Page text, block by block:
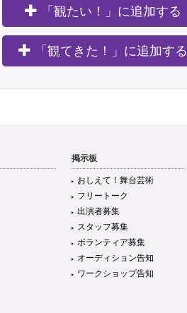
「観たい！」に追加する
「観てきた！」に追加する
掲示板
おしえて！舞台芸術
フリートーク
出演者募集
スタッフ募集
ボランティア募集
オーディション告知
ワークショップ告知